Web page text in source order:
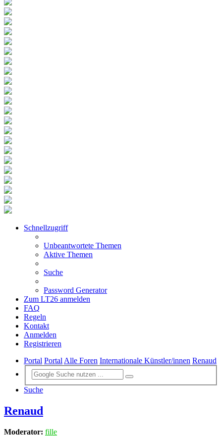
Schnellzugriff
Unbeantwortete Themen
Aktive Themen
Suche
Password Generator
Zum LT26 anmelden
FAQ
Regeln
Kontakt
Anmelden
Registrieren
Portal PortalAlle Foren Internationale Künstler/innen Renaud
Suche
Renaud
Moderator: fille